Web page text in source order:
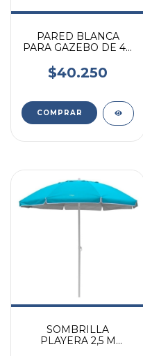
PARED BLANCA
PARA GAZEBO DE 4,5
$40.250
SOMBRILLA
PLAYERA 2,5 M